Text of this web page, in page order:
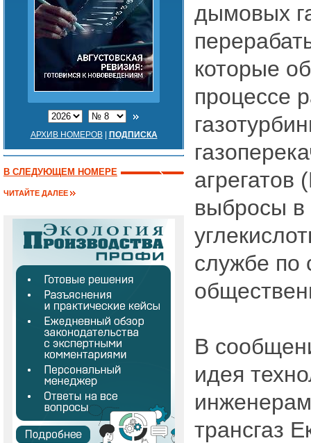
АРХИВ НОМЕРОВ| ПОДПИСКА
В СЛЕДУЮЩЕМ НОМЕРЕ
ЧИТАЙТЕ ДАЛЕЕ
дымовых
которые
процессе
агрегатов
выбросы
службе по
В
идея
трансгаз